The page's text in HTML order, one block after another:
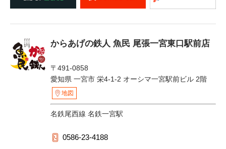
からあげの鉄人 魚民 尾張一宮東口駅前店
〒491-0858
愛知県 一宮市 栄4-1-2 オーシマ一宮駅前ビル 2階
地図
名鉄尾西線 名鉄一宮駅
0586-23-4188